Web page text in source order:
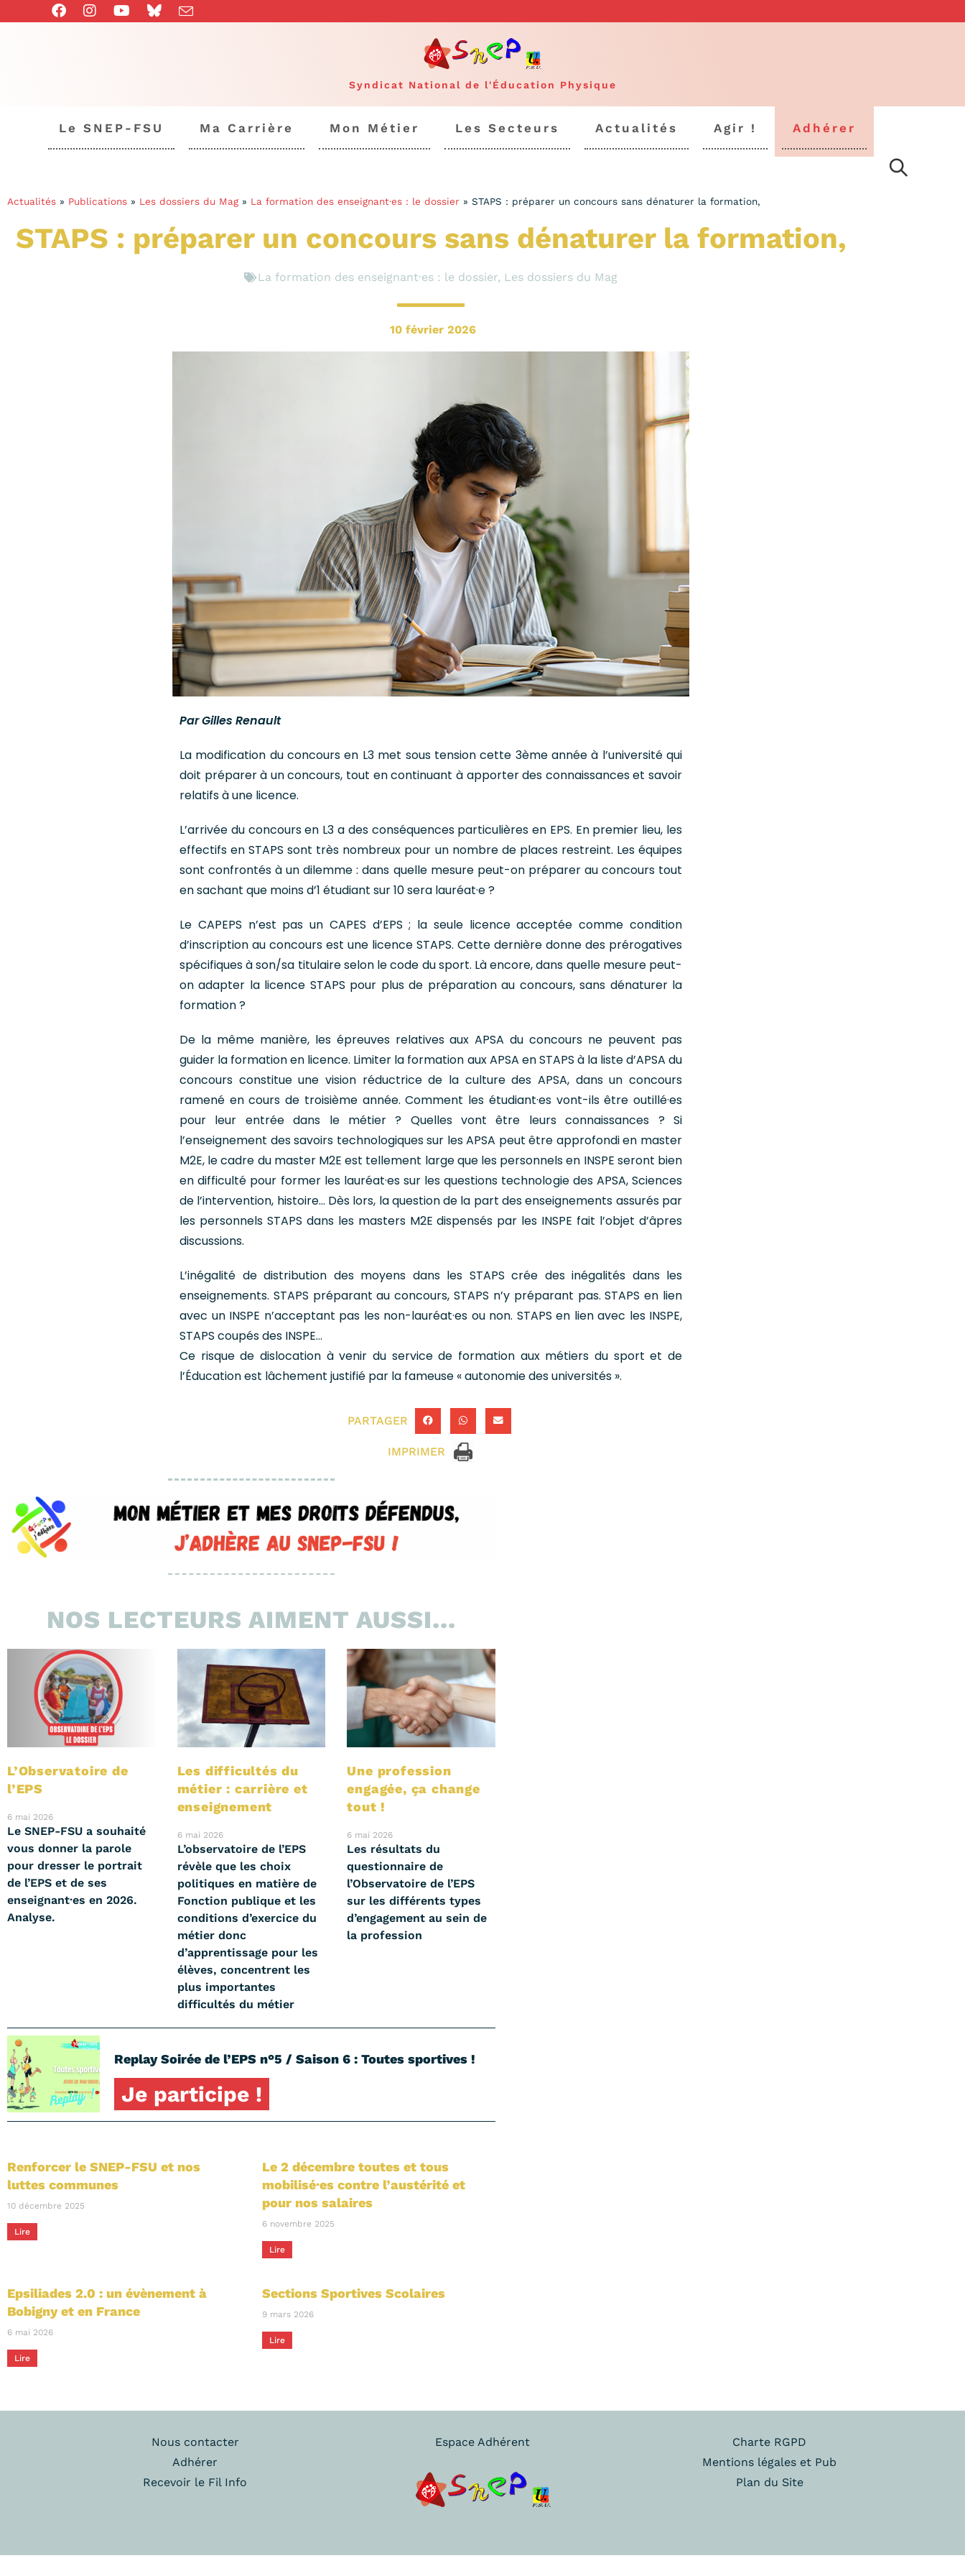
Syndicat National de l'Éducation Physique
Le SNEP-FSU Ma Carrière Mon Métier Les Secteurs Actualités Agir ! Adhérer
Actualités » Publications » Les dossiers du Mag » La formation des enseignant·es : le dossier » STAPS : préparer un concours sans dénaturer la formation,
STAPS : préparer un concours sans dénaturer la formation,
La formation des enseignant·es : le dossier, Les dossiers du Mag
10 février 2026
Par Gilles Renault
La modification du concours en L3 met sous tension cette 3ème année à l’université qui
doit préparer à un concours, tout en continuant à apporter des connaissances et savoir
relatifs à une licence.
L’arrivée du concours en L3 a des conséquences particulières en EPS. En premier lieu, les
effectifs en STAPS sont très nombreux pour un nombre de places restreint. Les équipes
sont confrontés à un dilemme : dans quelle mesure peut-on préparer au concours tout
en sachant que moins d’1 étudiant sur 10 sera lauréat·e ?
Le CAPEPS n’est pas un CAPES d’EPS ; la seule licence acceptée comme condition
d’inscription au concours est une licence STAPS. Cette dernière donne des prérogatives
spécifiques à son/sa titulaire selon le code du sport. Là encore, dans quelle mesure peut-
on adapter la licence STAPS pour plus de préparation au concours, sans dénaturer la
formation ?
De la même manière, les épreuves relatives aux APSA du concours ne peuvent pas
guider la formation en licence. Limiter la formation aux APSA en STAPS à la liste d’APSA du
concours constitue une vision réductrice de la culture des APSA, dans un concours
ramené en cours de troisième année. Comment les étudiant·es vont-ils être outillé·es
pour leur entrée dans le métier ? Quelles vont être leurs connaissances ? Si
l’enseignement des savoirs technologiques sur les APSA peut être approfondi en master
M2E, le cadre du master M2E est tellement large que les personnels en INSPE seront bien
en difficulté pour former les lauréat·es sur les questions technologie des APSA, Sciences
de l’intervention, histoire… Dès lors, la question de la part des enseignements assurés par
les personnels STAPS dans les masters M2E dispensés par les INSPE fait l’objet d’âpres
discussions.
L’inégalité de distribution des moyens dans les STAPS crée des inégalités dans les
enseignements. STAPS préparant au concours, STAPS n’y préparant pas. STAPS en lien
avec un INSPE n’acceptant pas les non-lauréat·es ou non. STAPS en lien avec les INSPE,
STAPS coupés des INSPE…
Ce risque de dislocation à venir du service de formation aux métiers du sport et de
l’Éducation est lâchement justifié par la fameuse « autonomie des universités ».
PARTAGER
IMPRIMER
NOS LECTEURS AIMENT AUSSI...
L’Observatoire de
l’EPS
6 mai 2026
Le SNEP-FSU a souhaité
vous donner la parole
pour dresser le portrait
de l’EPS et de ses
enseignant·es en 2026.
Analyse.
Les difficultés du
métier : carrière et
enseignement
6 mai 2026
L’observatoire de l’EPS
révèle que les choix
politiques en matière de
Fonction publique et les
conditions d’exercice du
métier donc
d’apprentissage pour les
élèves, concentrent les
plus importantes
difficultés du métier
Une profession
engagée, ça change
tout !
6 mai 2026
Les résultats du
questionnaire de
l’Observatoire de l’EPS
sur les différents types
d’engagement au sein de
la profession
Replay Soirée de l’EPS n°5 / Saison 6 : Toutes sportives !
Je participe !
Renforcer le SNEP-FSU et nos
luttes communes
10 décembre 2025
Lire
Le 2 décembre toutes et tous
mobilisé·es contre l’austérité et
pour nos salaires
6 novembre 2025
Lire
Epsiliades 2.0 : un évènement à
Bobigny et en France
6 mai 2026
Lire
Sections Sportives Scolaires
9 mars 2026
Lire
Nous contacter
Adhérer
Recevoir le Fil Info
Espace Adhérent
Charte RGPD
Mentions légales et Pub
Plan du Site